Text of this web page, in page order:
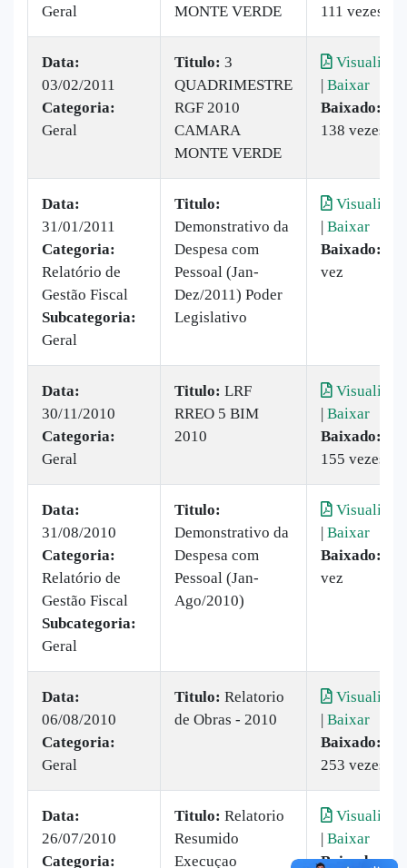
Geral
MONTE VERDE
111 vezes
Data:
03/02/2011
Categoria:
Geral
Titulo: 3
QUADRIMESTRE
RGF 2010
CAMARA
MONTE VERDE
Visualizar
| Baixar
Baixado:
138 vezes
Data:
31/01/2011
Categoria:
Relatório de
Gestão Fiscal
Subcategoria:
Geral
Titulo:
Demonstrativo da
Despesa com
Pessoal (Jan-
Dez/2011) Poder
Legislativo
Visualizar
| Baixar
Baixado:
vez
Data:
30/11/2010
Categoria:
Geral
Titulo: LRF
RREO 5 BIM
2010
Visualizar
| Baixar
Baixado:
155 vezes
Data:
31/08/2010
Categoria:
Relatório de
Gestão Fiscal
Subcategoria:
Geral
Titulo:
Demonstrativo da
Despesa com
Pessoal (Jan-
Ago/2010)
Visualizar
| Baixar
Baixado:
vez
Data:
06/08/2010
Categoria:
Geral
Titulo: Relatorio
de Obras - 2010
Visualizar
| Baixar
Baixado:
253 vezes
Data:
26/07/2010
Categoria:
Titulo: Relatorio
Resumido
Execuçao
Visualizar
| Baixar
Baixado: